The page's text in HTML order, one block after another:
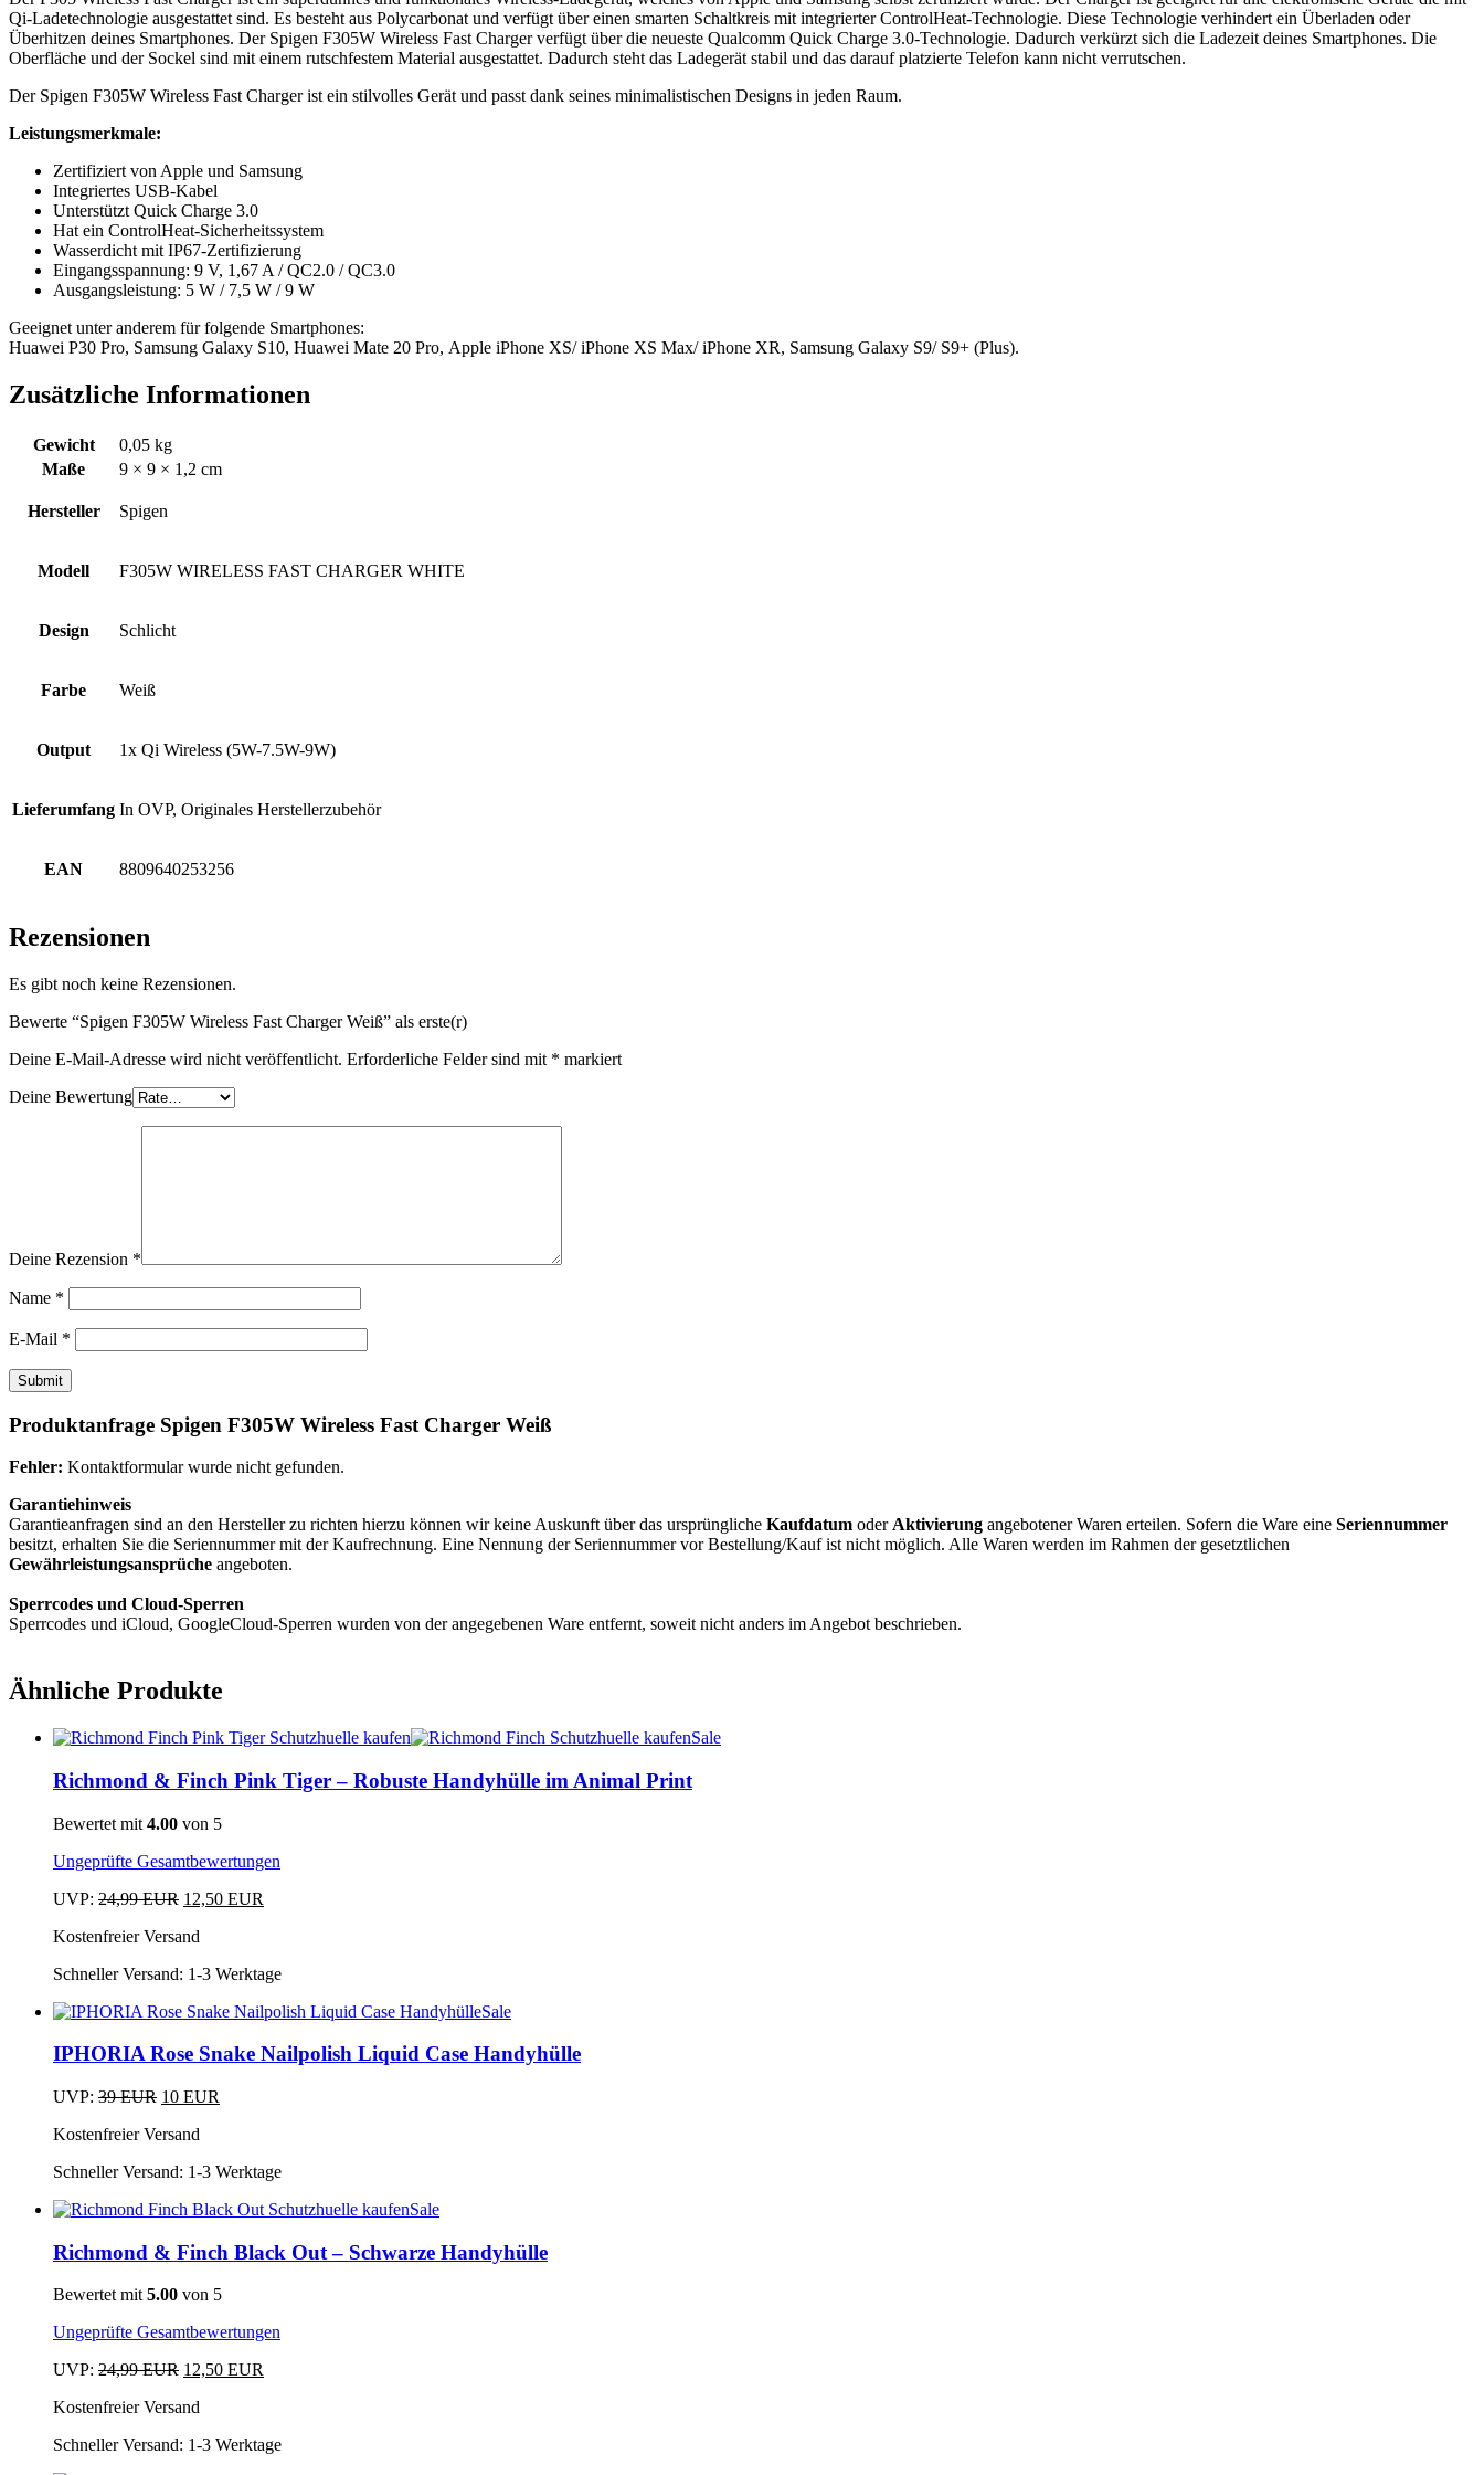
Qi-Ladetechnologie ausgestattet sind. Es besteht aus Polycarbonat und verfügt über einen smarten Schaltkreis mit integrierter ControlHeat-Technologie. Diese Technologie verhindert ein Überladen oder
Überhitzen deines Smartphones. Der Spigen F305W Wireless Fast Charger verfügt über die neueste Qualcomm Quick Charge 3.0-Technologie. Dadurch verkürzt sich die Ladezeit deines Smartphones. Die
Oberfläche und der Sockel sind mit einem rutschfestem Material ausgestattet. Dadurch steht das Ladegerät stabil und das darauf platzierte Telefon kann nicht verrutschen.
Der Spigen F305W Wireless Fast Charger ist ein stilvolles Gerät und passt dank seines minimalistischen Designs in jeden Raum.
Leistungsmerkmale:
Zertifiziert von Apple und Samsung
Integriertes USB-Kabel
Unterstützt Quick Charge 3.0
Hat ein ControlHeat-Sicherheitssystem
Wasserdicht mit IP67-Zertifizierung
Eingangsspannung: 9 V, 1,67 A / QC2.0 / QC3.0
Ausgangsleistung: 5 W / 7,5 W / 9 W
Geeignet unter anderem für folgende Smartphones:
Huawei P30 Pro, Samsung Galaxy S10, Huawei Mate 20 Pro, Apple iPhone XS/ iPhone XS Max/ iPhone XR, Samsung Galaxy S9/ S9+ (Plus).
Zusätzliche Informationen
Gewicht
0,05 kg
Maße
9 × 9 × 1,2 cm
Hersteller Spigen
Modell F305W WIRELESS FAST CHARGER WHITE
Design Schlicht
Farbe Weiß
Output 1x Qi Wireless (5W-7.5W-9W)
Lieferumfang In OVP, Originales Herstellerzubehör
EAN 8809640253256
Rezensionen
Es gibt noch keine Rezensionen.
Bewerte “Spigen F305W Wireless Fast Charger Weiß” als erste(r)
Deine E-Mail-Adresse wird nicht veröffentlicht. Erforderliche Felder sind mit * markiert
Deine Bewertung
Deine Rezension *
Name *
E-Mail *
Produktanfrage Spigen F305W Wireless Fast Charger Weiß
Fehler: Kontaktformular wurde nicht gefunden.
Garantiehinweis
Garantieanfragen sind an den Hersteller zu richten hierzu können wir keine Auskunft über das ursprüngliche Kaufdatum oder Aktivierung angebotener Waren erteilen. Sofern die Ware eine Seriennummer
besitzt, erhalten Sie die Seriennummer mit der Kaufrechnung. Eine Nennung der Seriennummer vor Bestellung/Kauf ist nicht möglich. Alle Waren werden im Rahmen der gesetztlichen
Gewährleistungsansprüche angeboten.
Sperrcodes und Cloud-Sperren
Sperrcodes und iCloud, GoogleCloud-Sperren wurden von der angegebenen Ware entfernt, soweit nicht anders im Angebot beschrieben.
Ähnliche Produkte
Sale
Produkt
weist
mehrere
Varianten
auf.
Die
Optionen
auf
Produktseite
werden
Richmond & Finch Pink Tiger – Robuste Handyhülle im Animal Print
Bewertet mit 4.00 von 5
Ungeprüfte Gesamtbewertungen
UVP: 24,99EUR Ursprünglicher
war:
12,50 EUR
Produkt
mehrere
auf.
Optionen
auf
Produktseite
werden
Kostenfreier Versand
Schneller Versand: 1-3 Werktage
Sale
Produkt
mehrere
auf.
Optionen
auf
Produktseite
werden
IPHORIA Rose Snake Nailpolish Liquid Case Handyhülle
UVP: 39EUR Ursprünglicher
war:
10 EUR
Produkt
mehrere
auf.
Optionen
auf
Produktseite
werden
Kostenfreier Versand
Schneller Versand: 1-3 Werktage
Sale
Produkt
weist
mehrere
auf.
Die
Optionen
auf
Produktseite
Richmond & Finch Black Out – Schwarze Handyhülle
Bewertet mit5.00 von 5
Ungeprüfte Gesamtbewertungen
UVP: 24,99EUR Ursprünglicher
war:
12,50 EUR
Produkt
mehrere
Varianten
Kostenfreier Versand
Schneller Versand: 1-3 Werktage